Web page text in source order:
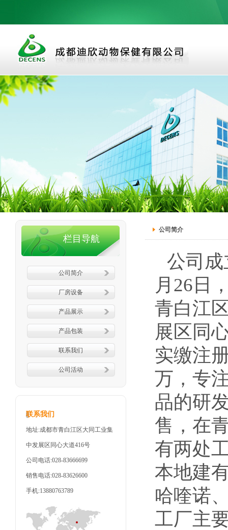
栏目导航
公司简介
厂房设备
产品展示
产品包装
联系我们
公司活动
联系我们
地址:成都市青白江区大同工业集
中发展区同心大道416号
公司电话:028-83666699
销售电话:028-83626600
手机:13880763789
公司简介
公司成
月26日
青白江
展区同
实缴注
万，专
品的研
售，在
有两处
本地建
哈喹诺
工厂主